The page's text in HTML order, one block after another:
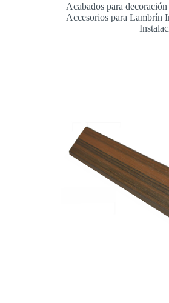
Acabados para
Accesorios para Lambrín